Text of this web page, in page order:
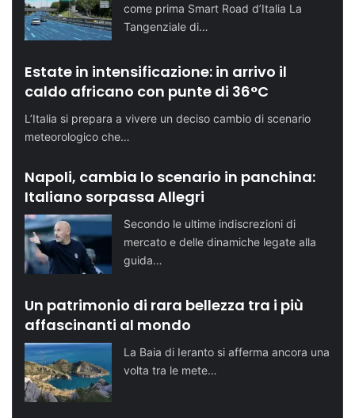
come prima Smart Road d’Italia La
Tangenziale di…
Estate in intensificazione: in arrivo il
caldo africano con punte di 36°C
L’Italia si prepara a vivere un deciso cambio di scenario
meteorologico che…
Napoli, cambia lo scenario in panchina:
Italiano sorpassa Allegri
Secondo le ultime indiscrezioni di
mercato e delle dinamiche legate alla
guida…
Un patrimonio di rara bellezza tra i più
affascinanti al mondo
La Baia di Ieranto si afferma ancora una
volta tra le mete…